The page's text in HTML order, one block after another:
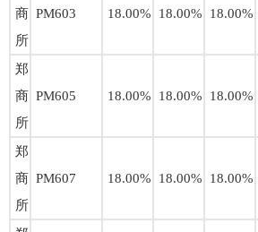
商
所
PM603 18.00% 18.00% 18.00%
郑
商
所
PM605 18.00% 18.00% 18.00%
郑
商
所
PM607 18.00% 18.00% 18.00%